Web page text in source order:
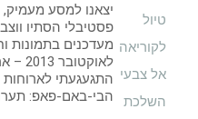
פסטיבלי הסתיו
התגעגעתי לארוחות
הבי-באם-פאפ: